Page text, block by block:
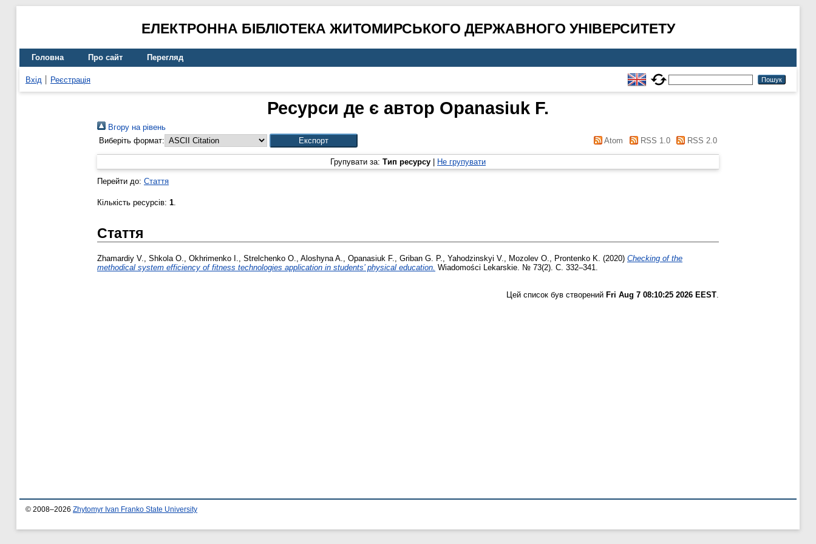
ЕЛЕКТРОННА БІБЛІОТЕКА ЖИТОМИРСЬКОГО ДЕРЖАВНОГО УНІВЕРСИТЕТУ
Головна Про сайт Перегляд
Вхід Реєстрація
Ресурси де є автор Opanasiuk F.
Вгору на рівень
Виберіть формат:
Atom RSS 1.0 RSS 2.0
Групувати за: Тип ресурсу Не групувати
Перейти до: Стаття
Кількість ресурсів: 1.
Стаття
Zhamardiy V., Shkola O., Okhrimenko I., Strelchenko O., Aloshyna A., Opanasiuk F., Griban G. P., Yahodzinskyi V., Mozolev O., Prontenko K. (2020) Checking of the
methodical system efficiency of fitness technologies application in students’ physical education. Wiadomości Lekarskie. № 73(2). С. 332–341.
Цей список був створений Fri Aug 7 08:10:25 2026 EEST.
© 2008–2026 Zhytomyr Ivan Franko State University